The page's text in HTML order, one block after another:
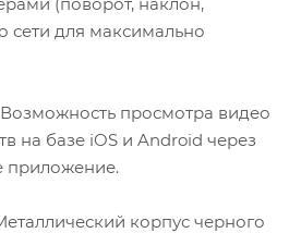
сети для максимально
Возможность просмотра видео
на базе iOS и Android через
приложение.
корпус черного